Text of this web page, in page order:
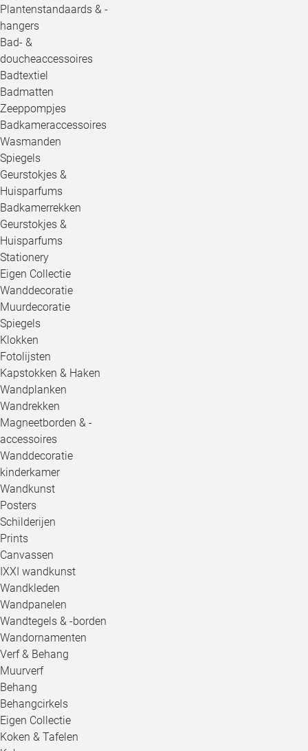
Plantenstandaards & -
hangers
Bad- &
doucheaccessoires
Badtextiel
Badmatten
Zeeppompjes
Badkameraccessoires
Wasmanden
Spiegels
Geurstokjes &
Huisparfums
Badkamerrekken
Geurstokjes &
Huisparfums
Stationery
Eigen Collectie
Wanddecoratie
Muurdecoratie
Spiegels
Klokken
Fotolijsten
Kapstokken & Haken
Wandplanken
Wandrekken
Magneetborden & -
accessoires
Wanddecoratie
kinderkamer
Wandkunst
Posters
Schilderijen
Prints
Canvassen
IXXI wandkunst
Wandkleden
Wandpanelen
Wandtegels & -borden
Wandornamenten
Verf & Behang
Muurverf
Behang
Behangcirkels
Eigen Collectie
Koken & Tafelen